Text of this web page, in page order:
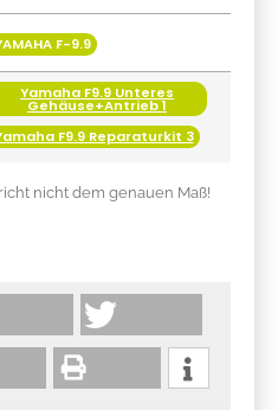
F-9.9
Yamaha F9.9 Unteres
Gehäuse+Antrieb 1
F9.9 Reparaturkit 3
nicht dem genauen Maß!